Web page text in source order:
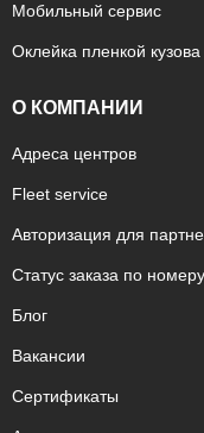
Мобильный сервис
Оклейка пленкой кузова
О КОМПАНИИ
Адреса центров
Fleet service
Авторизация для
Статус заказа по
Блог
Вакансии
Сертификаты